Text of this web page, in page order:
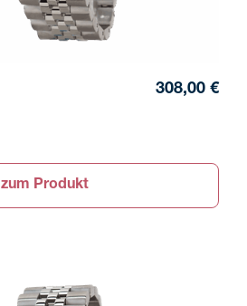
308,00 €
zum Produkt